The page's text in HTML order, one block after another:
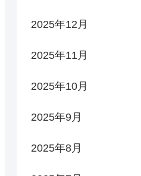
2025年12月
2025年11月
2025年10月
2025年9月
2025年8月